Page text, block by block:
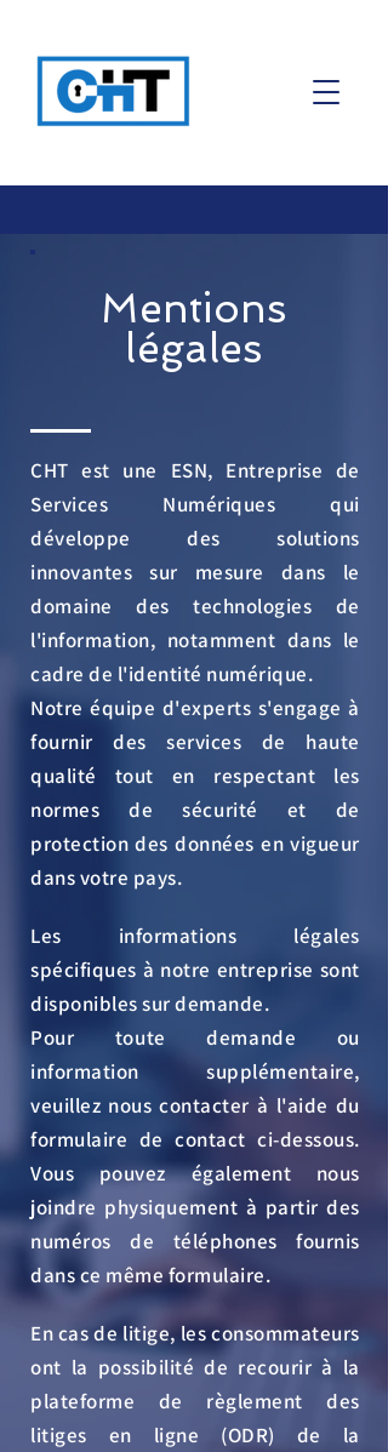
Mentions
légales
CHT est une ESN, Entreprise de
Services Numériques qui
développe des solutions
innovantes sur mesure dans le
domaine des technologies de
l'information, notamment dans le
cadre de l'identité numérique.
Notre équipe d'experts s'engage à
fournir des services de haute
qualité tout en respectant les
normes de sécurité et de
protection des données en vigueur
dans votre pays.
Les informations légales
spécifiques à notre entreprise sont
disponibles sur demande.
Pour toute demande ou
information supplémentaire,
veuillez nous contacter à l'aide du
formulaire de contact ci-dessous.
Vous pouvez également nous
joindre physiquement à partir des
numéros de téléphones fournis
dans ce mêmeformulaire.
En cas de litige, les consommateurs
ont la possibilité de recourir à la
plateforme de règlement des
litiges en ligne (ODR) de la